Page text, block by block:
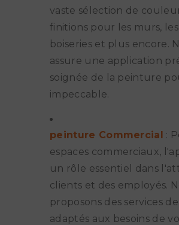
vaste sélection de
finitions pour les murs,
boiseries et plus encore.
assure une application
soignée de la peinture
impeccable.
peinture Commercial :
espaces commerciaux,
un rôle essentiel dans
clients et des employés.
proposons des services
adaptés aux besoins de